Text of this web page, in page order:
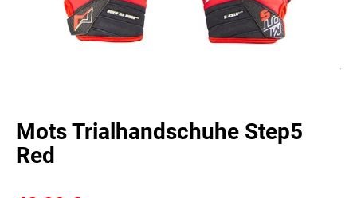
Mots Trialhandschuhe Step5
Red